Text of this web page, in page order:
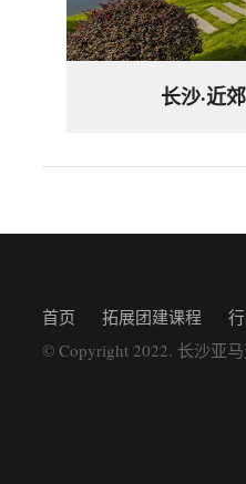
长沙·近
首页 拓展团建课程
© Copyright 2022. 长沙亚